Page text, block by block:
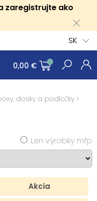
zaregistrujte ako
SK
0,00 €
dosky a podložky >
Len výrobky mfp
Akcia